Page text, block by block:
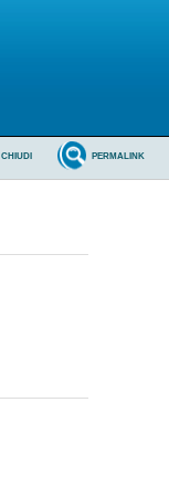
PERMALINK
CHIUDI